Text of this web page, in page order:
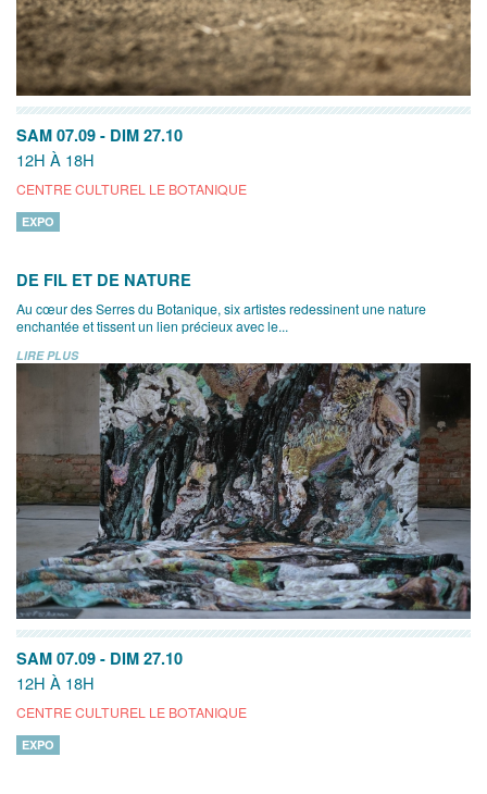
SAM 07.09 - DIM 27.10
12H À 18H
CENTRE CULTUREL LE BOTANIQUE
EXPO
DE FIL ET DE NATURE
Au cœur des Serres du Botanique, six artistes redessinent une nature
enchantée et tissent un lien précieux avec le...
LIRE PLUS
SAM 07.09 - DIM 27.10
12H À 18H
CENTRE CULTUREL LE BOTANIQUE
EXPO